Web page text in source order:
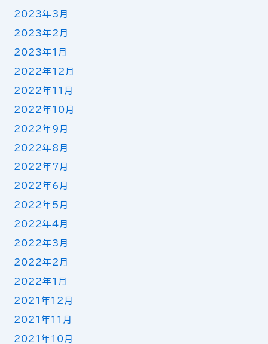
2023年3月
2023年2月
2023年1月
2022年12月
2022年11月
2022年10月
2022年9月
2022年8月
2022年7月
2022年6月
2022年5月
2022年4月
2022年3月
2022年2月
2022年1月
2021年12月
2021年11月
2021年10月